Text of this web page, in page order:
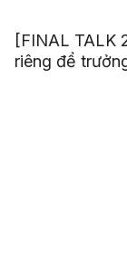
[FINAL TALK
riêng để